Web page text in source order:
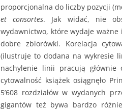
proporcjonalna do liczby pozycji
et consortes. Jak widać, nie
wydawnictwo, które wydaje
dobre zbiorówki. Korelacja
(ilustruje to dodana na wykresie
nachylenie linii pracują głównie
cytowalność książek osiągnęło
5’608 rozdziałów w wydanych
gigantów też bywa bardzo